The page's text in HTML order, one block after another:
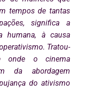
tempos de tantas
significa a
humana, à causa
Tratou-
onde o cinema
da abordagem
do ativismo